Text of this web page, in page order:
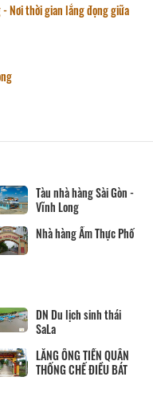
Nơi thời gian lắng đọng giữa
Tàu nhà hàng Sài Gòn -
Vĩnh Long
Nhà hàng Ẩm Thực Phố
DN Du lịch sinh thái
SaLa
LĂNG ÔNG TIỀN QUÂN
THỐNG CHẾ ĐIỀU BÁT